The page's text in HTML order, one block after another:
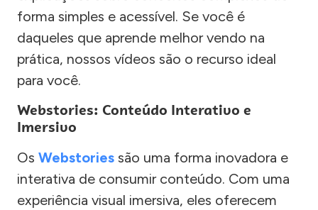
forma simples e acessível. Se você é
daqueles que aprende melhor vendo na
prática, nossos vídeos são o recurso ideal
para você.
Webstories: Conteúdo Interativo e
Imersivo
Os Webstories são uma forma inovadora e
interativa de consumir conteúdo. Com uma
experiência visual imersiva, eles oferecem